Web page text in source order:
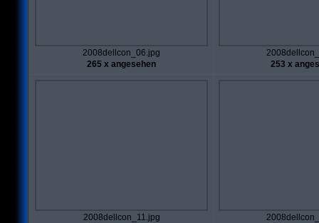
2008dellcon_06.jpg
265 x angesehen
253 x
2008dellcon_11.jpg